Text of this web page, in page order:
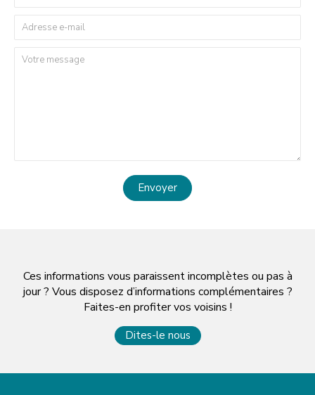
Envoyer
Ces informations vous paraissent incomplètes ou pas à
jour ? Vous disposez d’informations complémentaires ?
Faites-en profiter vos voisins !
Dites-le nous